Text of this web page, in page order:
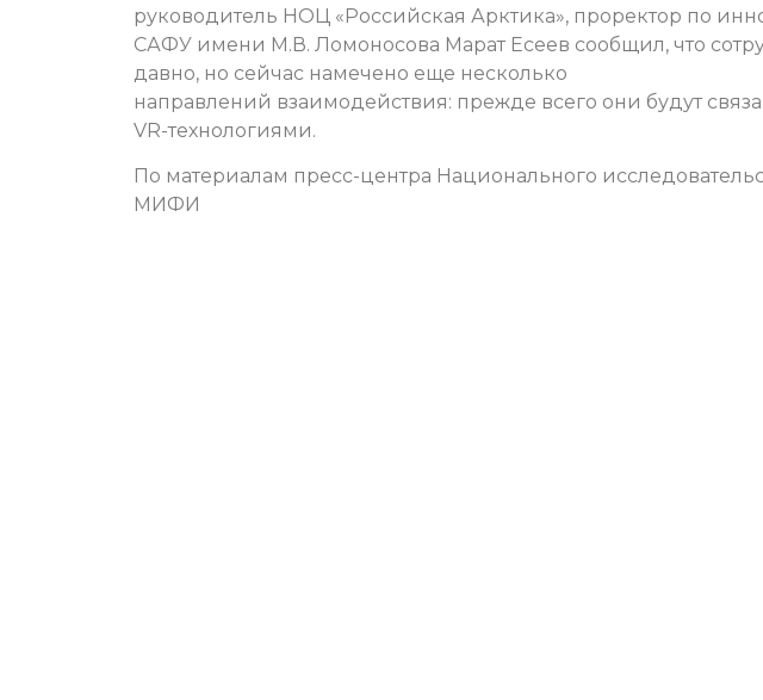
руководитель НОЦ «Российская Арктика», проректор по
САФУ имени М.В. Ломоносова Марат Есеев сообщил, что
давно, но сейчас намечено еще несколько
направлений взаимодействия: прежде всего они будут
VR-технологиями.
По материалам пресс-центра Национального
МИФИ